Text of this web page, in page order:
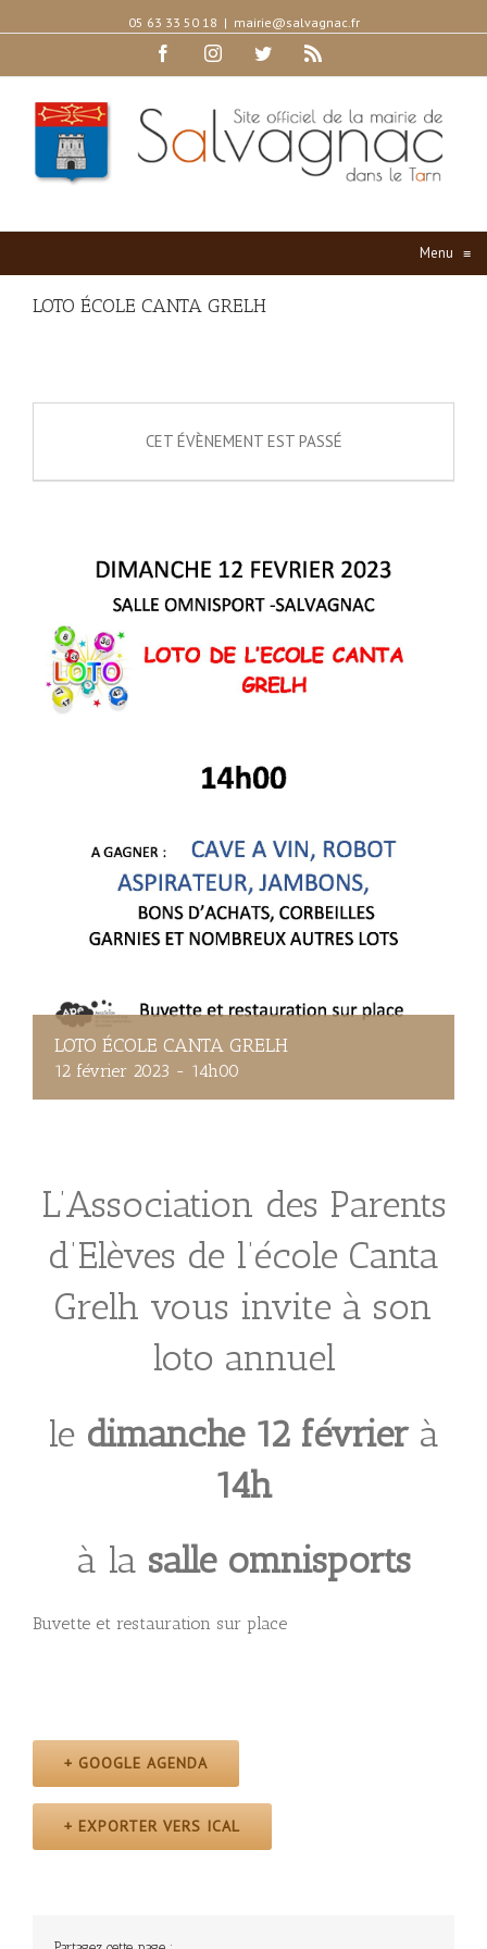
05 63 33 50 18 | mairie@salvagnac.fr
FacebookInstagramTwitter
Menu ≡
LOTO ÉCOLE CANTA GRELH
CET ÉVÈNEMENT EST PASSÉ
LOTO ÉCOLE CANTA GRELH
12 février 2023 - 14h00
L’Association des Parents
d’Elèves de l’école Canta
Grelh vous invite à son
loto annuel
le dimanche 12 févrierà
14h
à la salle omnisports
Buvette et restauration sur place
+ GOOGLE AGENDA
+ EXPORTER VERS ICAL